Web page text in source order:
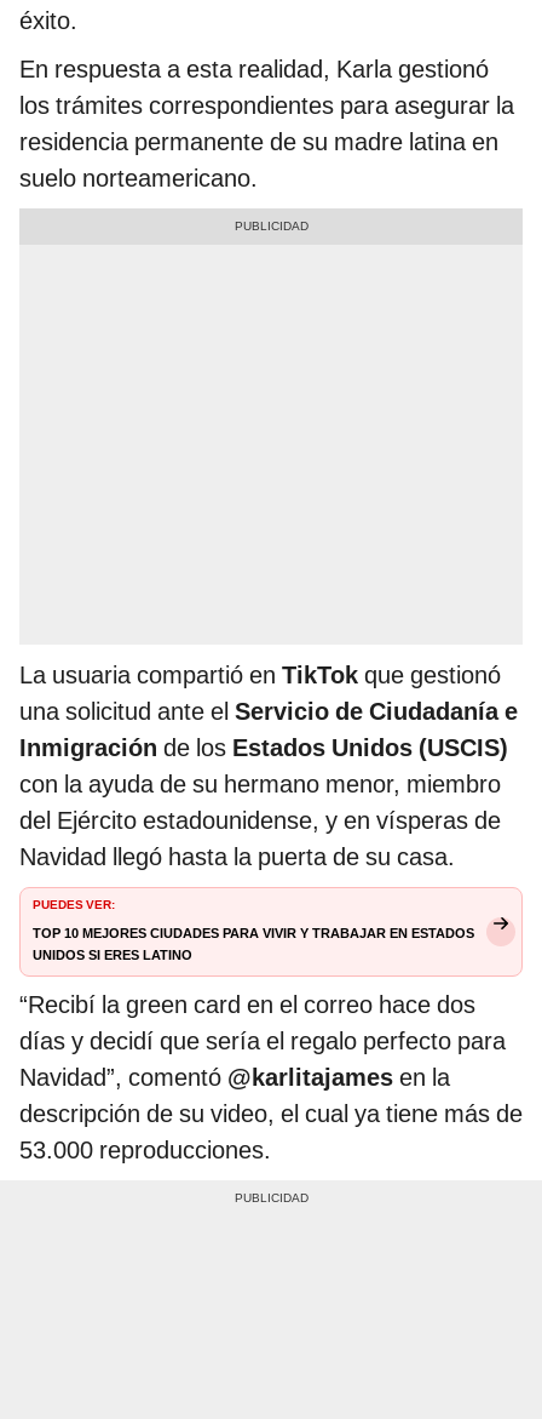
éxito.
En respuesta a esta realidad, Karla gestionó
los trámites correspondientes para asegurar la
residencia permanente de su madre latina en
suelo norteamericano.
La usuaria compartió en TikTok que gestionó
una solicitud ante el Servicio de Ciudadanía e
Inmigración de los Estados Unidos (USCIS)
con la ayuda de su hermano menor, miembro
del Ejército estadounidense, y en vísperas de
Navidad llegó hasta la puerta de su casa.
PUEDES VER:
Top 10 mejores ciudades para vivir y trabajar en Estados
Unidos si eres latino
“Recibí la green card en el correo hace dos
días y decidí que sería el regalo perfecto para
Navidad”, comentó @karlitajames en la
descripción de su video, el cual ya tiene más de
53.000 reproducciones.